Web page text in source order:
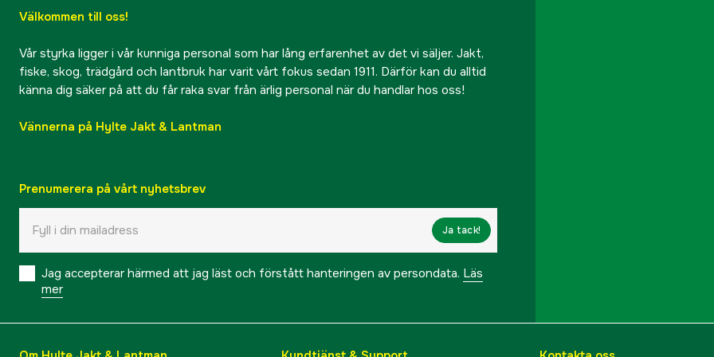
Välkommen till oss!
Vår styrka ligger i vår kunniga personal som har lång erfarenhet av det vi säljer. Jakt,
fiske, skog, trädgård och lantbruk har varit vårt fokus sedan 1911. Därför kan du alltid
känna dig säker på att du får raka svar från ärlig personal när du handlar hos oss!
Vännerna på Hylte Jakt & Lantman
Prenumerera på vårt nyhetsbrev
Ja tack!
Jag accepterar härmed att jag läst och förstått hanteringen av persondata. Läs
mer